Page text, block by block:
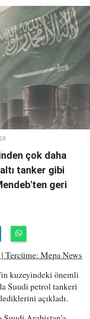
çok daha
tanker gibi
geri
Tercüme: Mepa News
kuzeyindeki önemli
Suudi petrol tankeri
açıkladı.